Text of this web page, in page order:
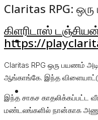
About Us
Claritas RPG:
கிளரிடாஸ்
https://
Claritas RPG ஒரு பயணம்
ஆங்காங்கே. இந்த
இந்த சாகச காதலிக்கப்பட்ட
மண்டலங்களில் நான்காக